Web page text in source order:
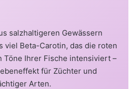
salzhaltigeren Gewässern
viel Beta-Carotin, das die roten
Töne Ihrer Fische intensiviert –
für Züchter und
Arten.